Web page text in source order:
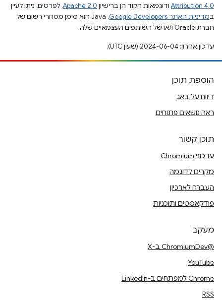
Attribution 4.0 ודוגמאות הקוד הן ברישיון Apache 2.0. לפרטים, ניתן לעיין
במדיניות האתר Google Developers‏
.‏ Java הוא סימן מסחרי רשום של
חברת Oracle ו/או של השותפים העצמאיים שלה.
עדכון אחרון: 2024-06-04 (שעון UTC).
הוספת תוכן
דיווח על באג
ראה נושאים פתוחים
תוכן קשור
עדכוני Chromium
מקרים לדוגמה
העברה לארכיון
פודקאסטים ותוכניות
מעקב
@ChromiumDev ב-X
YouTube
Chrome למפתחים ב-LinkedIn
RSS